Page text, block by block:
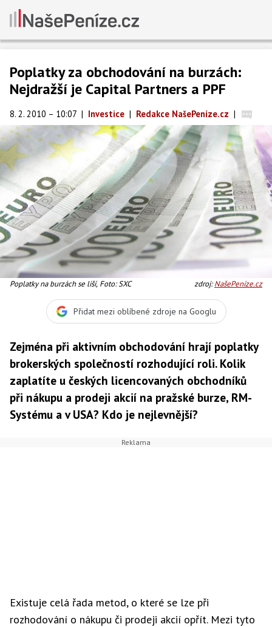
Poplatky za obchodování na burzách:
Nejdražší je Capital Partners a PPF
8. 2. 2010 – 10:07 | Investice | Redakce NašePeníze.cz |
Poplatky na burzách se liší, Foto: SXC zdroj:NašePeníze.cz
Přidat mezi oblíbené zdroje na Googlu
Zejména při aktivním obchodování hrají poplatky
brokerských společností rozhodující roli. Kolik
zaplatíte u českých licencovaných obchodníků
při nákupu a prodeji akcií na pražské burze, RM-
Systému a v USA? Kdo je nejlevnější?
Existuje celá řada metod, o které se lze při
rozhodování o nákupu či prodeji akcií opřít. Mezi tyto